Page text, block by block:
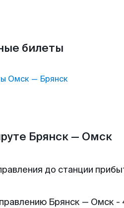
билеты
Омск— Брянск
Брянск — Омск
до станции
Брянск — Омск -